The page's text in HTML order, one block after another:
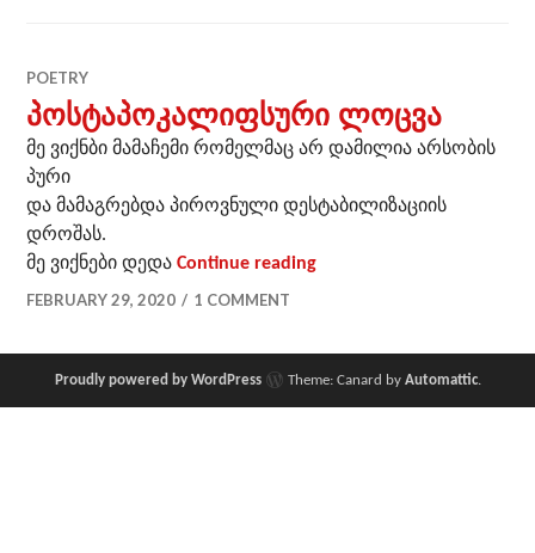
POETRY
პოსტაპოკალიფსური ლოცვა
მე ვიქნბი მამაჩემი რომელმაც არ დამილია არსობის
პური
და მამაგრებდა პიროვნული დესტაბილიზაციის
დროშას.
მე ვიქნები დედაContinue readingპოსტაპოკალიფსური
FEBRUARY 29, 2020
1 COMMENT
Proudly powered by WordPress Theme: Canard by Automattic.